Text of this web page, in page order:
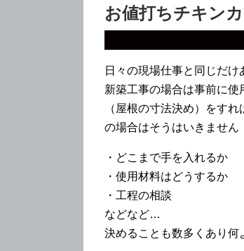
お値打ちチキン
日々の現場仕事と同じだけ
新築工事の場合は事前に
（屋根の寸法決め）をす
の場合はそうはいきません
・どこまで手を入れるか
・使用材料はどうするか
・工程の相談
などなど…
決めることも数多くあり